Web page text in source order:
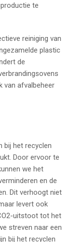
te
reiniging van
plastic
de
van afvalbeheer
bij het recyclen
Door ervoor te
we het
en de
Dit verhoogt niet
levert ook
uitstoot tot het
streven naar een
bij het recyclen